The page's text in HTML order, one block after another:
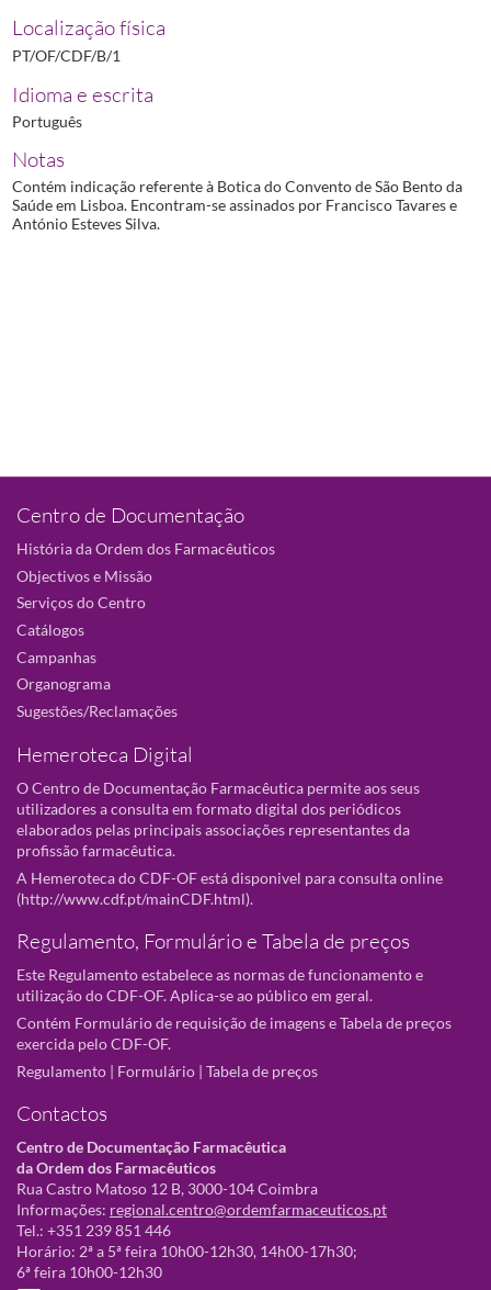
Localização física
PT/OF/CDF/B/1
Idioma e escrita
Português
Notas
Contém indicação referente à Botica do Convento de São Bento da
Saúde em Lisboa. Encontram-se assinados por Francisco Tavares e
António Esteves Silva.
Centro de Documentação
História da Ordem dos Farmacêuticos
Objectivos e Missão
Serviços do Centro
Catálogos
Campanhas
Organograma
Sugestões/Reclamações
Hemeroteca Digital
O Centro de Documentação Farmacêutica permite aos seus
utilizadores a consulta em formato digital dos periódicos
elaborados pelas principais associações representantes da
profissão farmacêutica.
A Hemeroteca do CDF-OF está disponivel para consulta online
(http://www.cdf.pt/mainCDF.html).
Regulamento, Formulário e Tabela de preços
Este Regulamento estabelece as normas de funcionamento e
utilização do CDF-OF. Aplica-se ao público em geral.
Contém Formulário de requisição de imagens e Tabela de preços
exercida pelo CDF-OF.
Regulamento | Formulário | Tabela de preços
Contactos
Centro de Documentação Farmacêutica
da Ordem dos Farmacêuticos
Rua Castro Matoso 12 B, 3000-104 Coimbra
Informações: regional.centro@ordemfarmaceuticos.pt
Tel.: +351 239 851 446
Horário: 2ª a 5ª feira 10h00-12h30, 14h00-17h30;
6ª feira 10h00-12h30